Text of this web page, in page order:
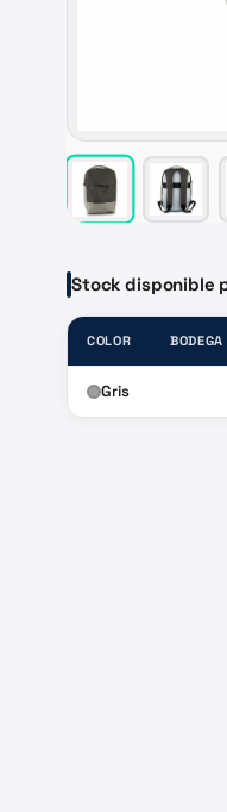
Stock disponible
COLOR
Gris